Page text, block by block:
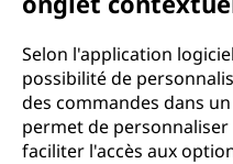
Selon l'application
possibilité de
des commandes dans
permet de
faciliter l'accès aux